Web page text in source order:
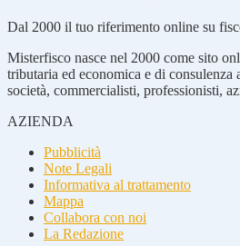
Dal 2000 il tuo riferimento online su
Misterfisco nasce nel 2000 come sito
tributaria ed economica e di consulenza
società, commercialisti, professionisti,
AZIENDA
Pubblicità
Note Legali
Informativa al trattamento
Mappa
Collabora con noi
La Redazione